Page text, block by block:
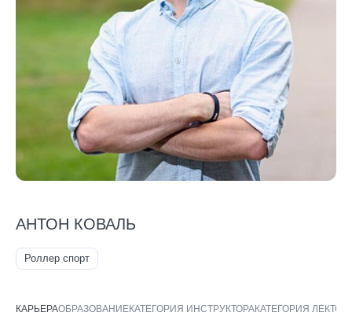
АНТОН КОВАЛЬ
Роллер спорт
КАРЬЕРАОБРАЗОВАНИЕКАТЕГОРИЯ ИНСТРУКТОРАКАТЕГОРИЯ